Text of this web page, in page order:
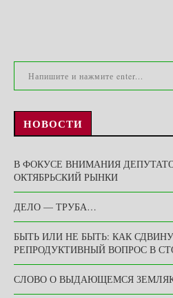
НОВОСТИ
В ФОКУСЕ ВНИМАНИЯ
ОКТЯБРЬСКИЙ РЫНКИ
ДЕЛО — ТРУБА…
БЫТЬ ИЛИ НЕ БЫТЬ: КАК
РЕПРОДУКТИВНЫЙ ВОПРОС В
СЛОВО О ВЫДАЮЩЕМСЯ